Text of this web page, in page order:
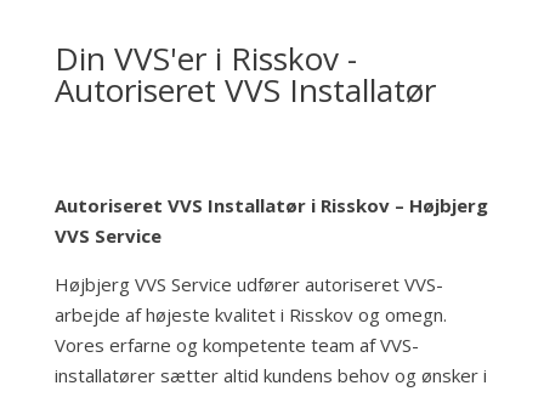
Din VVS'er i Risskov -
Autoriseret VVS Installatør
Autoriseret VVS Installatør i Risskov – Højbjerg
VVS Service
Højbjerg VVS Service udfører autoriseret VVS-
arbejde af højeste kvalitet i Risskov og omegn.
Vores erfarne og kompetente team af VVS-
installatører sætter altid kundens behov og ønsker i